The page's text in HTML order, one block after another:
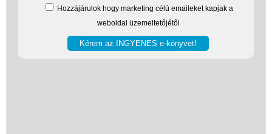
Hozzájárulok hogy marketing célú emaileket kapjak a
weboldal üzemeltetőjétől